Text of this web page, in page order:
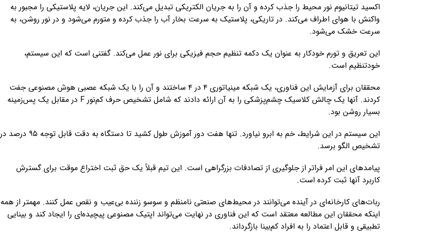
اکسید تیتانیوم نور محیط را جذب کرده و آن را به جریان الکتریکی تبدیل می‌کند. این جریان، لایه پلاستیکی را مجبور به
واکنش با هوای اطراف می‌کند. در تاریکی، پلاستیک به سرعت بخار آب را جذب کرده و متورم می‌شود و در نور روشن، به
سرعت خشک می‌شود.
این تعریق و تورم خودکار به عنوان یک دکمه تنظیم حجم فیزیکی برای نور عمل می‌کند. گفتنی است که این سیستم،
خودتنظیم است.
محققان برای آزمایش این فناوری، یک شبکه مینیاتوری ۴ در ۴ ساختند و آن را با یک شبکه عصبی هوش مصنوعی جفت
کردند. آنها یک چالش کلاسیک چشم‌پزشکی را به آن ارائه دادند که شامل تشخیص حرف کم‌نور F در مقابل یک پس‌زمینه
بسیار روشن بود.
این سیستم در این شرایط، خم به ابرو نیاورد. تنها هفت دور آموزش طول کشید تا دستگاه به دقت قابل توجه ۹۵ درصد در
تشخیص الگو برسد.
پیامدهای این امر فراتر از جلوگیری از تصادفات بزرگراهی است. این تیم قبلاً یک حق ثبت اختراع موقت برای گسترش
کاربرد آنها ثبت کرده است.
ربات‌های کارخانه‌ای در آینده می‌توانند در محیط‌های صنعتی نامنظم و سوسو زننده بی‌عیب و نقص عمل کنند. مهمتر از همه
اینکه محققان این مطالعه معتقد است که این فناوری در نهایت می‌تواند اپتیک مصنوعی پیچیده‌ای را ایجاد کند و بینایی
تطبیقی ​​و قابل اعتماد را به افراد کم‌بینا بازگرداند.